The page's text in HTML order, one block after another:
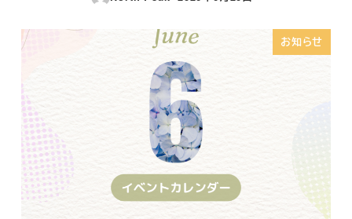
投稿日
お知らせ